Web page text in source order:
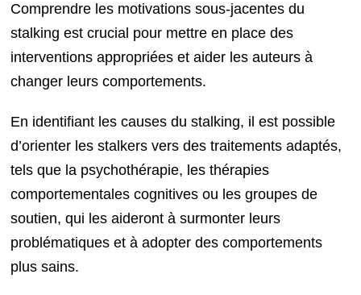
Comprendre les motivations sous-jacentes du
stalking est crucial pour mettre en place des
interventions appropriées et aider les auteurs à
changer leurs comportements.
En identifiant les causes du stalking, il est possible
d’orienter les stalkers vers des traitements adaptés,
tels que la psychothérapie, les thérapies
comportementales cognitives ou les groupes de
soutien, qui les aideront à surmonter leurs
problématiques et à adopter des comportements
plus sains.